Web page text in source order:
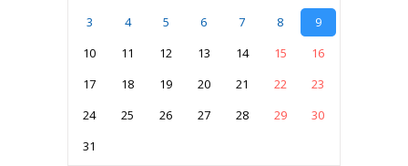
3
4 5 6 7 8
9
10
11 12 13 14 15
16
17
18 19 20 21 22
23
24
25 26 27 28 29
30
31